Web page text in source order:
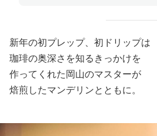
新年の初プレップ、初ドリップは
珈琲の奥深さを知るきっかけを
作ってくれた岡山のマスターが
焙煎したマンデリンとともに。